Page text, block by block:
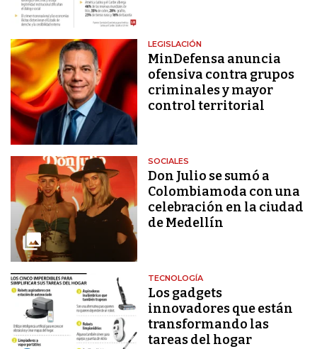
LEGISLACIÓN
MinDefensa anuncia
ofensiva contra grupos
criminales y mayor
control territorial
SOCIALES
Don Julio se sumó a
Colombiamoda con una
celebración en la ciudad
de Medellín
TECNOLOGÍA
Los gadgets
innovadores que están
transformando las
tareas del hogar